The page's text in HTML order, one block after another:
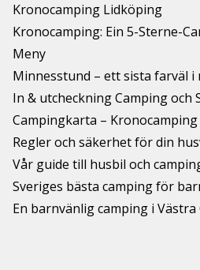
Kronocamping Lidköping
Kronocamping: Ein 5-Sterne-
Meny
Minnesstund – ett sista farväl i
In & utcheckning Camping och
Campingkarta – Kronocamping
Regler och säkerhet för din
Vår guide till husbil och
Sveriges bästa camping för
En barnvänlig camping i Västra